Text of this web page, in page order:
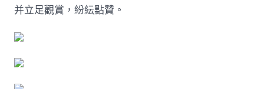
并立足觀賞，紛紜點贊。